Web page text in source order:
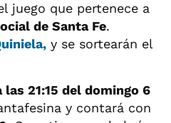
juego que pertenece a
de Santa Fe.
y se sortearán el
21:15 del domingo 6
y contará con